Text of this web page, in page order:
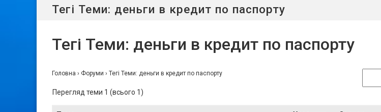
Тегі Теми: деньги в кредит по паспорту
Тегі Теми: деньги в кредит по паспорту
Головна › Форуми › Тегі Теми: деньги в кредит по паспорту
Перегляд теми 1 (всього 1)